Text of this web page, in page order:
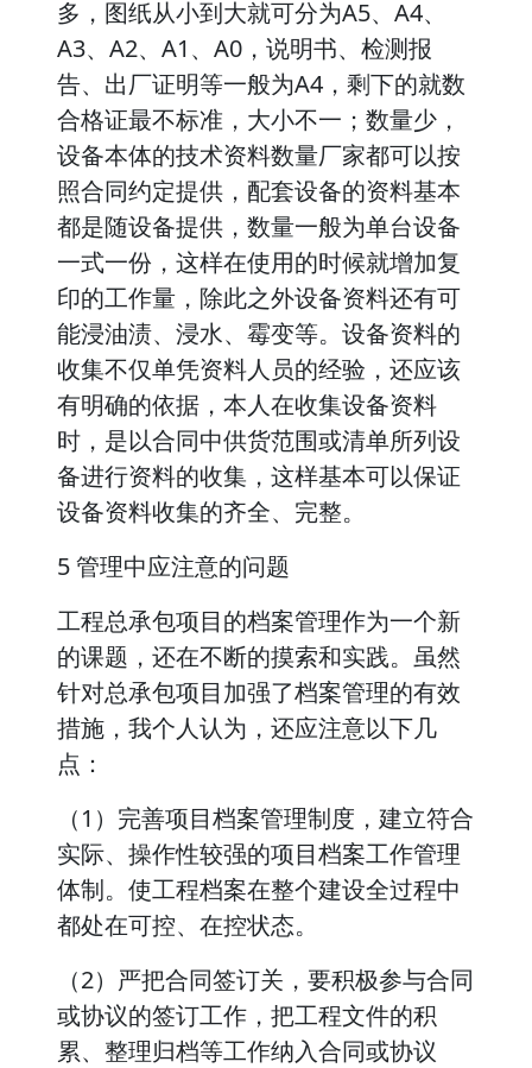
多，图纸从小到大就可分为A5、A4、
A3、A2、A1、A0，说明书、检测报
告、出厂证明等一般为A4，剩下的就数
合格证最不标准，大小不一；数量少，
设备本体的技术资料数量厂家都可以按
照合同约定提供，配套设备的资料基本
都是随设备提供，数量一般为单台设备
一式一份，这样在使用的时候就增加复
印的工作量，除此之外设备资料还有可
能浸油渍、浸水、霉变等。设备资料的
收集不仅单凭资料人员的经验，还应该
有明确的依据，本人在收集设备资料
时，是以合同中供货范围或清单所列设
备进行资料的收集，这样基本可以保证
设备资料收集的齐全、完整。
5 管理中应注意的问题
工程总承包项目的档案管理作为一个新
的课题，还在不断的摸索和实践。虽然
针对总承包项目加强了档案管理的有效
措施，我个人认为，还应注意以下几
点：
（1）完善项目档案管理制度，建立符合
实际、操作性较强的项目档案工作管理
体制。使工程档案在整个建设全过程中
都处在可控、在控状态。
（2）严把合同签订关，要积极参与合同
或协议的签订工作，把工程文件的积
累、整理归档等工作纳入合同或协议